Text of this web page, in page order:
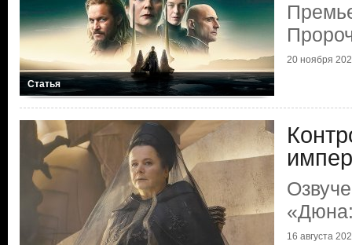
Статья
20 ноября
16 августа